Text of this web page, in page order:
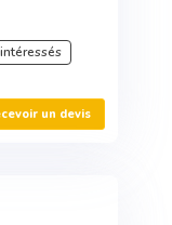
un devis